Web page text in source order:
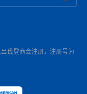
伐登商会注册，注册号为